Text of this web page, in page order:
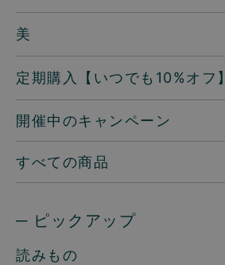
美
定期購入【いつでも10%オフ】
開催中のキャンペーン
すべての商品
─ ピックアップ
読みもの